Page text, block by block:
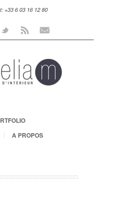
+33 6 03 16 12 80
FacebookTwitter Rss
A PROPOS